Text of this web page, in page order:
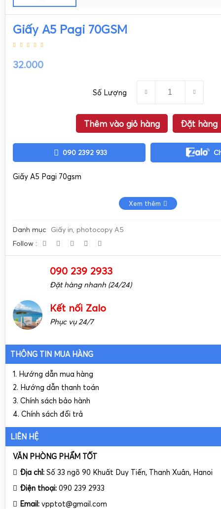
Giấy A5 Pagi 70GSM
32.000
Số Lượng
Thêm vào giỏ hàng Đặt hàng
090 2392 933
Giấy A5 Pagi 70gsm
Xem thêm
Danh mục
Giấy in, photocopy A5
Follow :
090 239 2933
Đặt hàng nhanh (24/24)
Kết nối Zalo
Phục vụ 24/7
THÔNG TIN MUA HÀNG
1. Hướng dẫn mua hàng
2. Hướng dẫn thanh toán
3. Chính sách bảo hành
4. Chính sách đổi trả
LIÊN HỆ
VĂN PHÒNG PHẨM TỐT
Địa chỉ: Số 33 ngõ 90 Khuất Duy Tiến, Thanh Xuân, Hanoi
Điện thoại: 090 239 2933
Email: vpptot@gmail.com